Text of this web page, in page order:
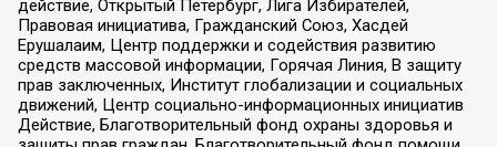
действие, Открытый Петербург, Лига Избирателей,
Правовая инициатива, Гражданский Союз, Хасдей
Ерушалаим, Центр поддержки и содействия развитию
средств массовой информации, Горячая Линия, В защиту
прав заключенных, Институт глобализации и социальных
движений, Центр социально-информационных инициатив
Действие, Благотворительный фонд охраны здоровья и